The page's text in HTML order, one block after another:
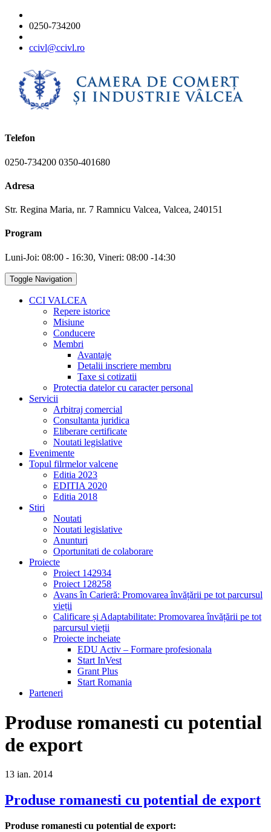
0250-734200
ccivl@ccivl.ro
Telefon
0250-734200 0350-401680
Adresa
Str. Regina Maria, nr. 7 Ramnicu Valcea, Valcea, 240151
Program
Luni-Joi: 08:00 - 16:30, Vineri: 08:00 -14:30
Toggle Navigation
CCI VALCEA
Repere istorice
Misiune
Conducere
Membri
Avantaje
Detalii inscriere membru
Taxe si cotizatii
Protectia datelor cu caracter personal
Servicii
Arbitraj comercial
Consultanta juridica
Eliberare certificate
Noutati legislative
Evenimente
Topul filrmelor valcene
Editia 2023
EDITIA 2020
Editia 2018
Stiri
Noutati
Noutati legislative
Anunturi
Oportunitati de colaborare
Proiecte
Proiect 142934
Proiect 128258
Avans în Carieră: Promovarea învățării pe tot parcursul
vieții
Calificare și Adaptabilitate: Promovarea învățării pe tot
parcursul vieții
Proiecte incheiate
EDU Activ – Formare profesionala
Start InVest
Grant Plus
Start Romania
Parteneri
Produse romanesti cu potential
de export
13 ian. 2014
Produse romanesti cu potential de export
Produse romanesti cu potential de export: